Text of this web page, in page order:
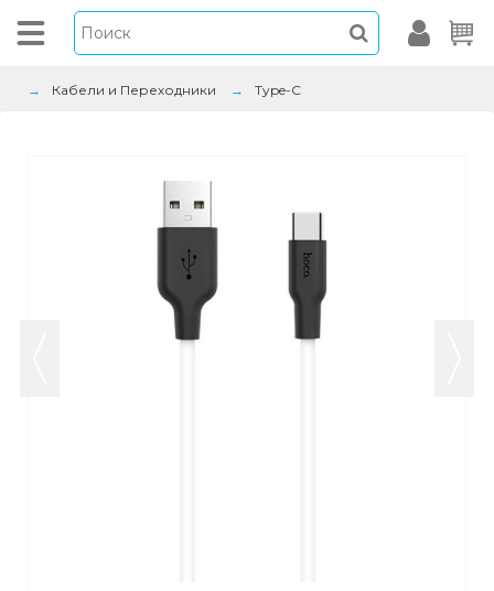
Кабели и Переходники Type-C